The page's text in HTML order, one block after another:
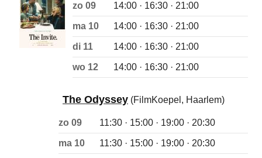
zo 09 14:00 · 16:30 · 21:00
ma 10 14:00 · 16:30 · 21:00
di 11 14:00 · 16:30 · 21:00
wo 12 14:00 · 16:30 · 21:00
The Odyssey (FilmKoepel, Haarlem)
zo 09 11:30 · 15:00 · 19:00 · 20:30
ma 10 11:30 · 15:00 · 19:00 · 20:30